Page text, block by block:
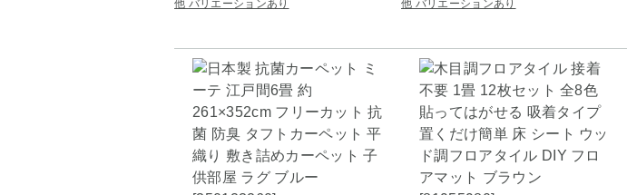
他 バリエーションあり 他 バリエーションあり